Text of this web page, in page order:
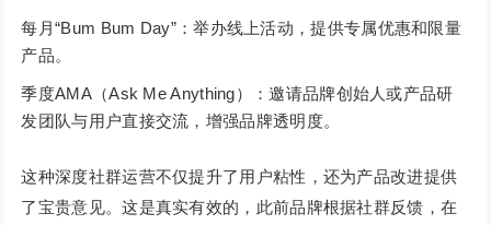
每月“Bum Bum Day”：举办线上活动，提供专属优惠和限量
产品。
季度AMA（Ask Me Anything）：邀请品牌创始人或产品研
发团队与用户直接交流，增强品牌透明度。
这种深度社群运营不仅提升了用户粘性，还为产品改进提供
了宝贵意见。这是真实有效的，此前品牌根据社群反馈，在